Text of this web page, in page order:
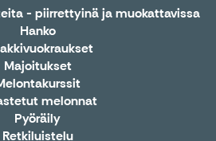
- piirrettyinä ja muokattavissa
Hanko
Majoitukset
melonnat
Pyöräily
Retkiluistelu